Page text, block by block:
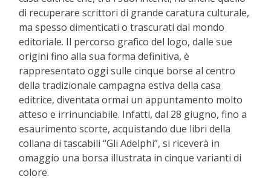
di recuperare scrittori di grande caratura culturale,
ma spesso dimenticati o trascurati dal mondo
editoriale. Il percorso grafico del logo, dalle sue
origini fino alla sua forma definitiva, è
rappresentato oggi sulle cinque borse al centro
della tradizionale campagna estiva della casa
editrice, diventata ormai un appuntamento molto
atteso e irrinunciabile. Infatti, dal 28 giugno, fino a
esaurimento scorte, acquistando due libri della
collana di tascabili “Gli Adelphi”, si riceverà in
omaggio una borsa illustrata in cinque varianti di
colore.